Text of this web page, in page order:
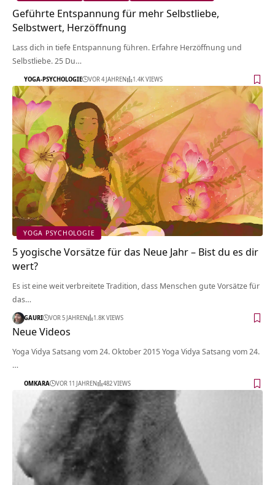
Geführte Entspannung für mehr Selbstliebe,
Selbstwert, Herzöffnung
Lass dich in tiefe Entspannung führen. Erfahre Herzöffnung und
Selbstliebe. 25 Du…
YOGA-PSYCHOLOGIE VOR 4 JAHREN 1.4K VIEWS
YOGA PSYCHOLOGIE
5 yogische Vorsätze für das Neue Jahr – Bist du es dir
wert?
Es ist eine weit verbreitete Tradition, dass Menschen gute Vorsätze für
das…
GAURI VOR 5 JAHREN 1.8K VIEWS
Neue Videos
Yoga Vidya Satsang vom 24. Oktober 2015 Yoga Vidya Satsang vom 24.
…
OMKARA VOR 11 JAHREN 482 VIEWS